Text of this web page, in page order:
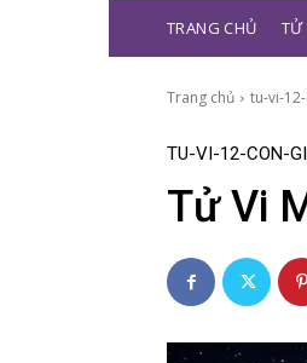
TRANG CHỦ TỬ
Trang chủ tu-vi-
TU-VI-12-CON-
Tử Vi